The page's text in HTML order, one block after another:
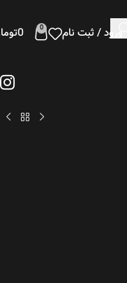
ورود / ثبت نام 0
0